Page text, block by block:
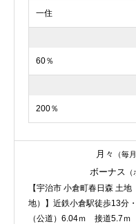
一住
60％
200％
月々 （毎
ボーナス
【宇治市 小倉町春日森 土
地）】近鉄小倉駅徒歩13
（公道）6.04ｍ 接道5.7